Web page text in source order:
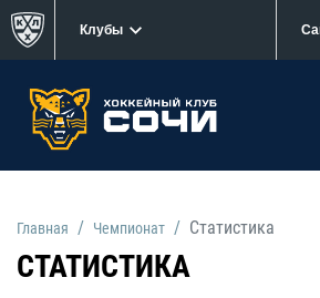
Клубы
Главная Чемпионат Статистика
СТАТИСТИКА